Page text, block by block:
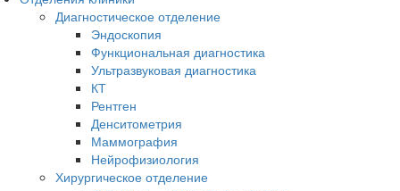
Диагностическое отделение
Эндоскопия
Функциональная диагностика
Ультразвуковая диагностика
КТ
Рентген
Денситометрия
Маммография
Нейрофизиология
Хирургическое отделение